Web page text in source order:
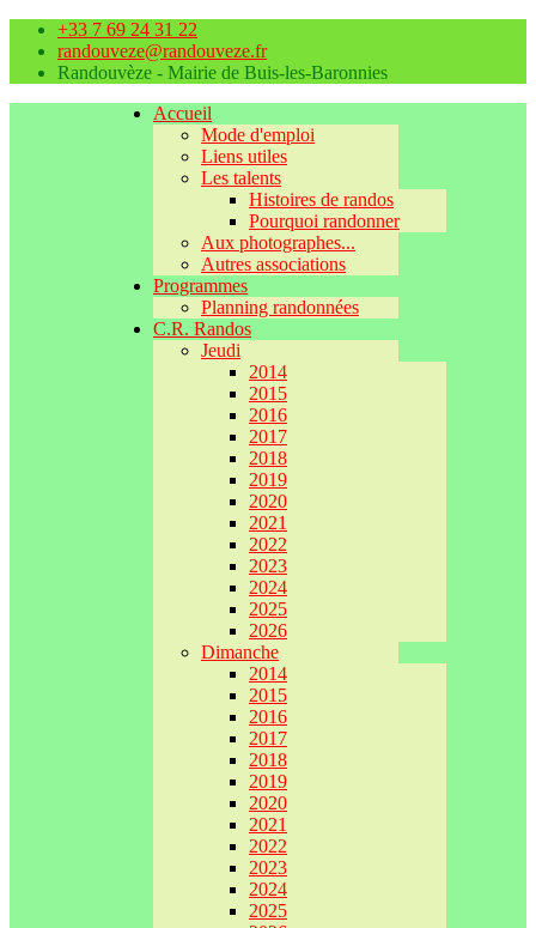
+33 7 69 24 31 22
randouveze@randouveze.fr
Randouvèze - Mairie de Buis-les-Baronnies
Accueil
Mode d'emploi
Liens utiles
Les talents
Histoires de randos
Pourquoi randonner
Aux photographes...
Autres associations
Programmes
Planning randonnées
C.R. Randos
Jeudi
2014
2015
2016
2017
2018
2019
2020
2021
2022
2023
2024
2025
2026
Dimanche
2014
2015
2016
2017
2018
2019
2020
2021
2022
2023
2024
2025